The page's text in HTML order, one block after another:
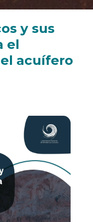
y sus
el
acuífero